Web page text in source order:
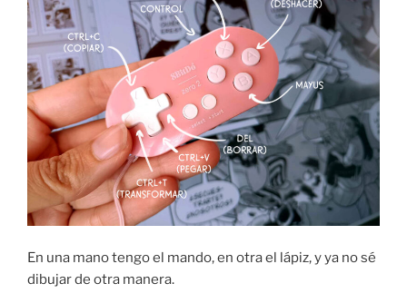
En una mano tengo el mando, en otra el lápiz, y ya no sé
dibujar de otra manera.